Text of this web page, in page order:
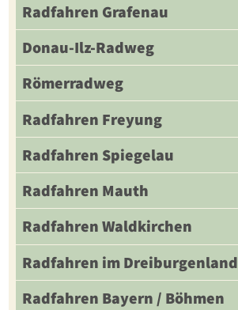
Radfahren Grafenau
Donau-Ilz-Radweg
Römerradweg
Radfahren Freyung
Radfahren Spiegelau
Radfahren Mauth
Radfahren Waldkirchen
Radfahren im Dreiburgenland
Radfahren Bayern / Böhmen